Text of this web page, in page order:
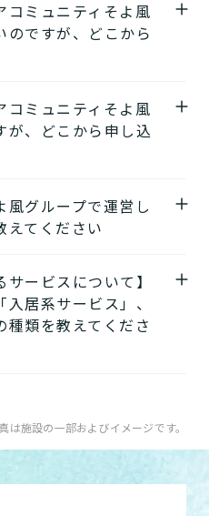
気をご確認いただけま
支援2、要介護1、要
護4、要介護5
入居条件がございま
受けられるサービス
設にお問い合わせくだ
コミュニティそよ風
のですが、どこから
そよ風の資料はこちら
す。
そよ風の資料を請求す
設について…相談した
はこちら
コミュニティそよ風
が、どこから申し込
そよ風の見学はこちら
ます。
設について…相談した
はこちら
風グループで運営し
えてください
プの入居系施設をご用
れの施設の特徴、ご利
度に合わせてご利用い
※2024年6月現在、
は交欒 湘南佐島のみと
サービスについて】
居系サービス」、
種類を教えてくださ
ムに入居したい方向け
。
施設の一部およびイメージです。